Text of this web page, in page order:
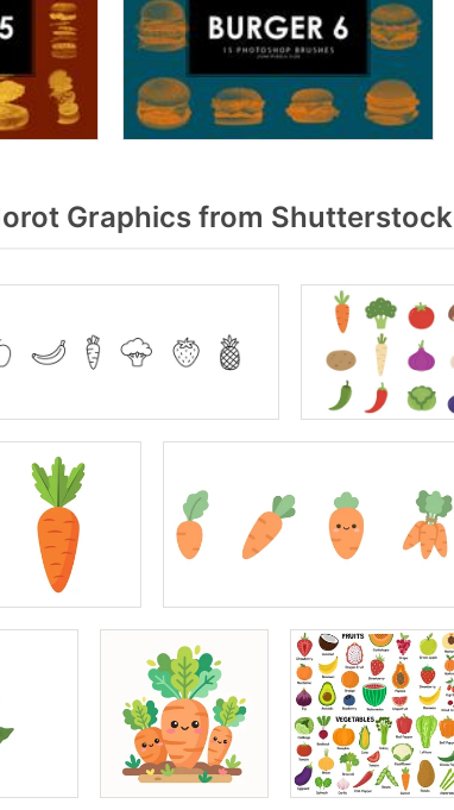
Graphics from Shutterstock